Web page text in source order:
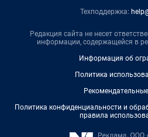
Техподдержка:
Редакция сайта не несет
информации, содержащейся в
Информация об
Политика
Политика конфиденциальности и
правила